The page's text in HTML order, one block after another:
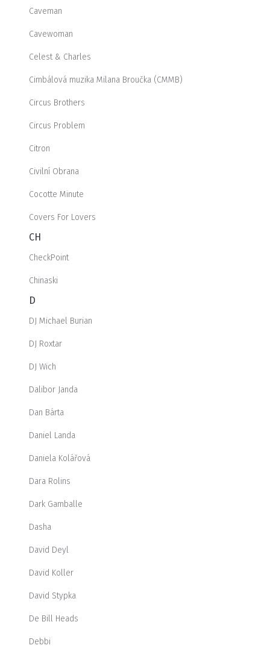
Caveman
Cavewoman
Celest & Charles
Cimbálová muzika Milana Broučka (CMMB)
Circus Brothers
Circus Problem
Citron
Civilní Obrana
Cocotte Minute
Covers For Lovers
CH
CheckPoint
Chinaski
D
DJ Michael Burian
DJ Roxtar
DJ Wich
Dalibor Janda
Dan Bárta
Daniel Landa
Daniela Kolářová
Dara Rolins
Dark Gamballe
Dasha
David Deyl
David Koller
David Stypka
De Bill Heads
Debbi